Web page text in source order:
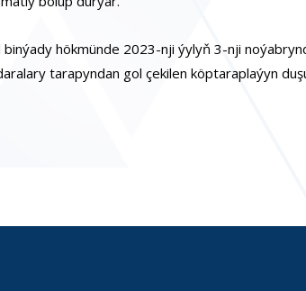
binýady hökmünde 2023-nji ýylyň 3-nji
tarapyndan gol çekilen köptaraplaýyn